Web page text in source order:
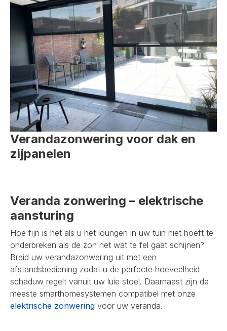
Verandazonwering voor dak en
zijpanelen
Veranda zonwering – elektrische
aansturing
Hoe fijn is het als u het loungen in uw tuin niet hoeft te
onderbreken als de zon net wat te fel gaat schijnen?
Breid uw verandazonwering uit met een
afstandsbediening zodat u de perfecte hoeveelheid
schaduw regelt vanuit uw luie stoel. Daarnaast zijn de
meeste smarthomesystemen compatibel met onze
elektrische zonwering voor uw veranda.